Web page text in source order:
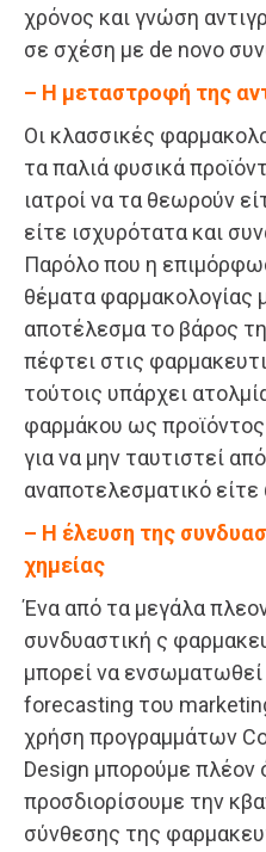
χρόνος και γνώση
σε σχέση με de nονο
– Η μεταστροφή της
Οι κλασσικές
τα παλιά φυσικά
ιατροί να τα θεωρούν
είτε ισχυρότατα και
Παρόλο που η
θέματα φαρμακολογίας
αποτέλεσμα το βάρος
πέφτει στις
τούτοις υπάρχει
φαρμάκου ως
για να μην ταυτιστεί
αναποτελεσματικό
– Η έλευση της
χημείας
Ένα από τα μεγάλα
συνδυαστική ς
μπορεί να
forecasting του
χρήση προγραμμάτων
Design μπορούμε πλέον
προσδιορίσουμε την
σύνθεσης της